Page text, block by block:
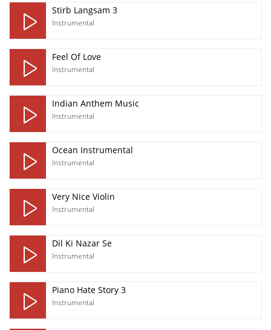
Stirb Langsam 3
Instrumental
Feel Of Love
Instrumental
Indian Anthem Music
Instrumental
Ocean Instrumental
Instrumental
Very Nice Violin
Instrumental
Dil Ki Nazar Se
Instrumental
Piano Hate Story 3
Instrumental